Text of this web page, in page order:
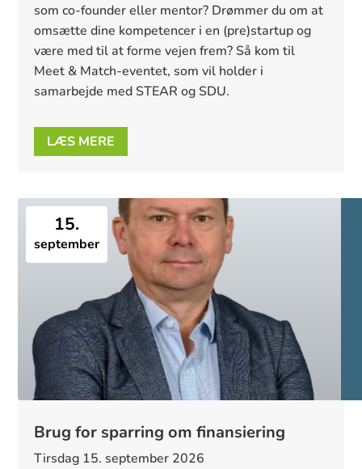
som co-founder eller mentor? Drømmer du om at
omsætte dine kompetencer i en (pre)startup og
være med til at forme vejen frem? Så kom til
Meet & Match-eventet, som vil holder i
samarbejde med STEAR og SDU.
LÆS MERE
15.
september
Brug for sparring om finansiering
tirsdag 15. september 2026